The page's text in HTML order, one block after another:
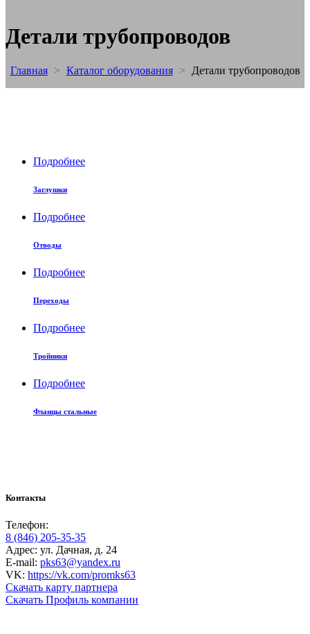
Детали трубопроводов
Главная > Каталог оборудования > Детали трубопроводов
Подробнее
Заглушки
Подробнее
Отводы
Подробнее
Переходы
Подробнее
Тройники
Подробнее
Фланцы стальные
Контакты
Телефон:
8 (846) 205-35-35
Адрес: ул. Дачная, д. 24
E-mail: pks63@yandex.ru
VK: https://vk.com/promks63
Скачать карту партнера
Скачать Профиль компании